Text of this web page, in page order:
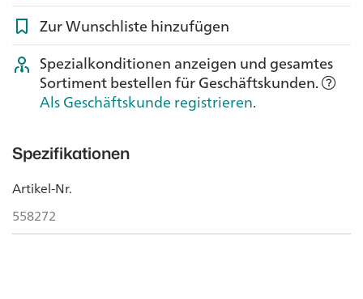
Zur Wunschliste hinzufügen
Spezialkonditionen anzeigen und gesamtes
Sortiment bestellen für Geschäftskunden.
Als Geschäftskunde registrieren.
Spezifikationen
Artikel-Nr.
558272